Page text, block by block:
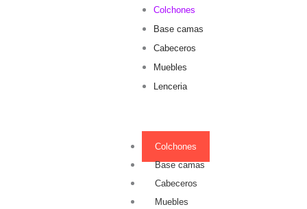
Colchones
Base camas
Cabeceros
Muebles
Lenceria
Colchones
Base camas
Cabeceros
Muebles